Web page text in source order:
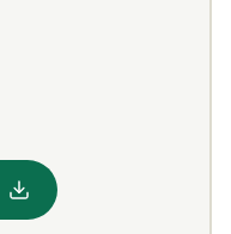
Med statistikk om